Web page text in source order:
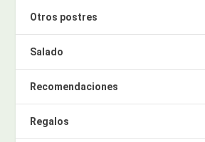
Otros postres
Salado
Recomendaciones
Regalos